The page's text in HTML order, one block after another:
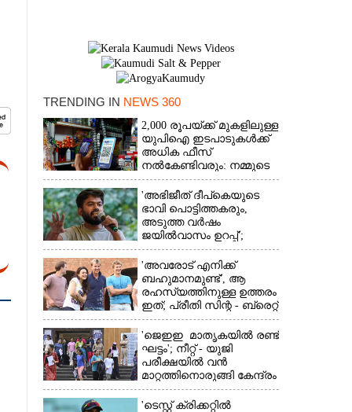
TRENDING IN NEWS 360
2,000 രൂപയ്ക്ക് മുകളിലുള്ള
യുപിഐ ഇടപാടുകൾക്ക്
അധിക ഫീസ്
നൽകേണ്ടിവരും: നമ്മുടെ
പോക്കറ്റ് കീറുമോ?
'അഭിജീത് ദീപ്‌കെയുടെ
ഭാവി പൊട്ടിത്തകരും,
അടുത്ത വർഷം
ജയിൽവാസം ഉറപ്പ്';
ഞെട്ടിക്കുന്ന
പ്രവചനവുമായി
ജ്യോതിഷി
'അവരോട് എനിക്ക്
ബഹുമാനമുണ്ട്',​ ആ
രഹസ്യത്തിനുള്ള ഉത്തരം
ഇത്; പ്രീതി സിന്റ - ബ്രെറ്റ്
ലീ പ്രണയകഥയ്ക്ക്
ഒടുവിൽ മറുപടി
'ജെഇഇ മാതൃകയിൽ രണ്ട്
ഘട്ടം'; നീറ്റ് - യുജി
പരീക്ഷയിൽ വൻ
മാറ്റത്തിനൊരുങ്ങി കേന്ദ്രം
'ടെസ്റ്റ് ക്രിക്കറ്റിൽ
×